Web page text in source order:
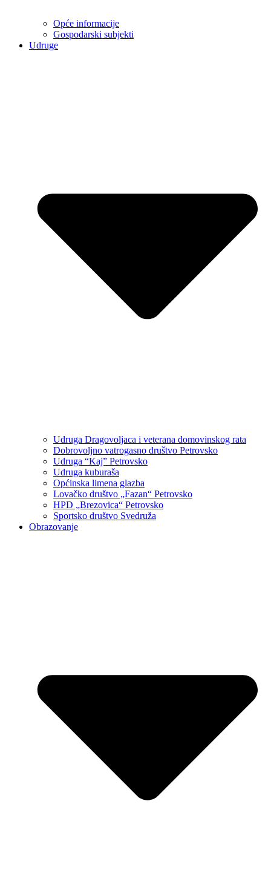
Opće informacije
Gospodarski subjekti
Udruge
Udruga Dragovoljaca i veterana domovinskog rata
Dobrovoljno vatrogasno društvo Petrovsko
Udruga “Kaj” Petrovsko
Udruga kuburaša
Općinska limena glazba
Lovačko društvo „Fazan“ Petrovsko
HPD „Brezovica“ Petrovsko
Sportsko društvo Svedruža
Obrazovanje